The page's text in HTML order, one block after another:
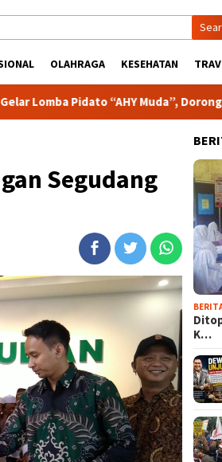
OLAHRAGA KESEHATAN
“AHY Muda”, Dorong Generasi Muda
Segudang
K…